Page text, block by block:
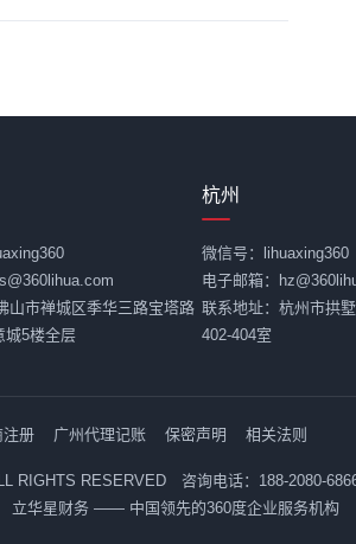
山市禅城区季华三路宝塔路
城5楼全层
杭州
微信号：lihuaxing360
电子邮箱：
联系地址：杭州市拱
402-404室
注册 广州代理记账 保密声明 相关法则
RIGHTS RESERVED 咨询电话：188-2080-
立华星财务 —— 中国领先的360度企业服务机构